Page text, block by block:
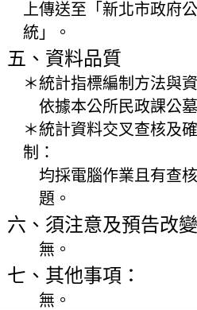
上傳送至「新北市政府
統」。
五、資料品質
＊統計指標編制方法與
依據本公所民政課公
＊統計資料交叉查核及
制：
均採電腦作業且有查
題。
六、須注意及預告改
無。
七、其他事項：
無。